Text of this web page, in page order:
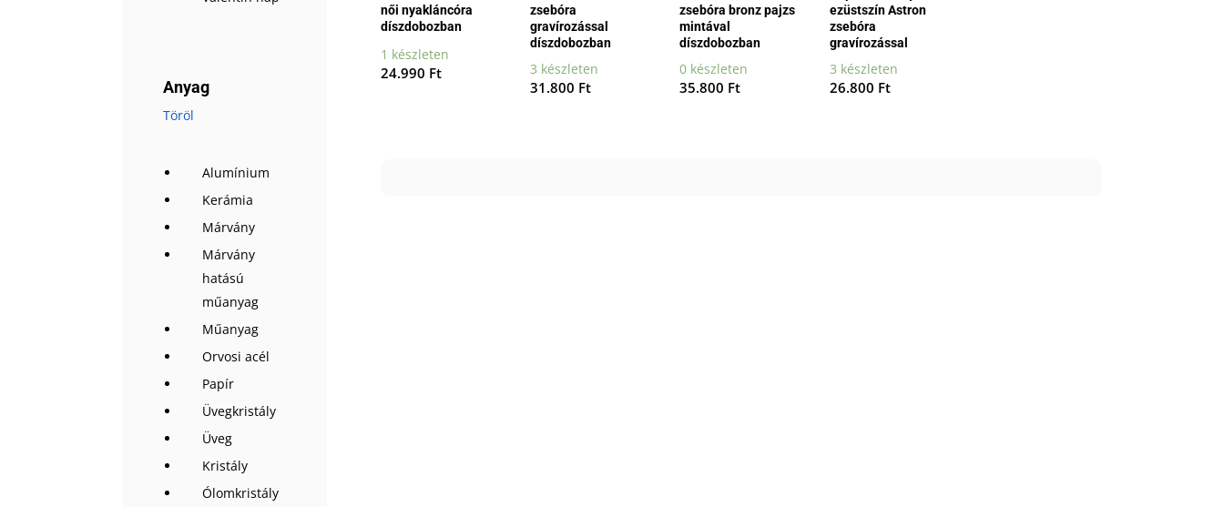
Anyag
Töröl
Alumínium
Kerámia
Márvány
Márvány
hatású
műanyag
Műanyag
Orvosi acél
Papír
Üvegkristály
Üveg
Kristály
Ólomkristály
női nyakláncóra
díszdobozban
1 készleten
24.990 Ft
zsebóra
gravírozással
díszdobozban
3 készleten
31.800 Ft
zsebóra bronz pajzs
mintával
díszdobozban
0 készleten
35.800 Ft
ezüstszín Astron
zsebóra
gravírozással
3 készleten
26.800 Ft